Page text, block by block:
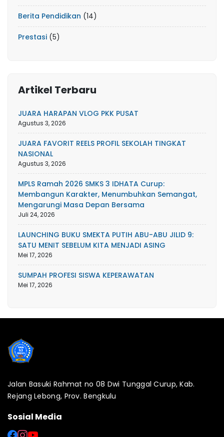
Berita Pendidikan (14)
Prestasi (5)
Artikel Terbaru
JUARA HARAPAN VLOG PKK PUSAT
Agustus 3, 2026
JUARA FAVORIT REELS PROFIL SEKOLAH TINGKAT
NASIONAL
Agustus 3, 2026
MPLS Ramah 2026 SMKS 3 IDHATA Curup:
Membangun Karakter, Menumbuhkan Semangat,
Mengarungi Masa Depan Bersama
Juli 24, 2026
LAUNCHING BUKU SMEKTA PUTIH ABU-ABU JILID 9:
SATU MENIT SEBELUM KITA MENJADI ASING
Mei 17, 2026
SUMPAH PROFESI SISWA KEPERAWATAN
Mei 17, 2026
Jalan Basuki Rahmat no 08 Dwi Tunggal Curup, Kab.
Rejang Lebong, Prov. Bengkulu
Sosial Media